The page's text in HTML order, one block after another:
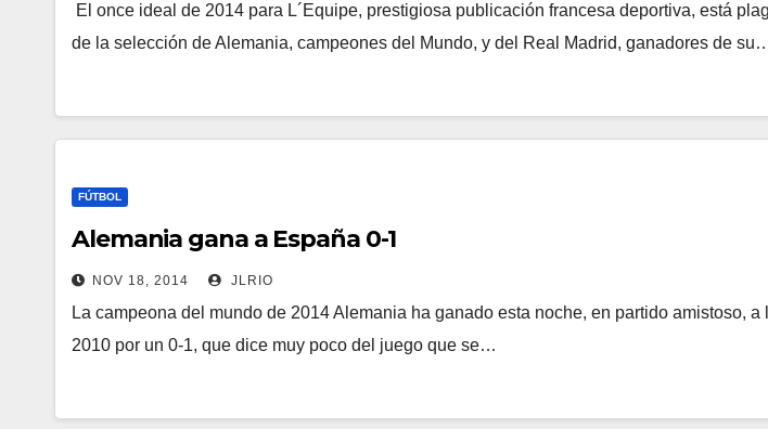
El once ideal de 2014 para L´Equipe, prestigiosa publicación francesa deportiva, está
de la selección de Alemania, campeones del Mundo, y del Real Madrid, ganadores de
FÚTBOL
Alemania gana a España 0-1
NOV 18, 2014 JLRIO
La campeona del mundo de 2014 Alemania ha ganado esta noche, en partido amistoso, a
2010 por un 0-1, que dice muy poco del juego que se…